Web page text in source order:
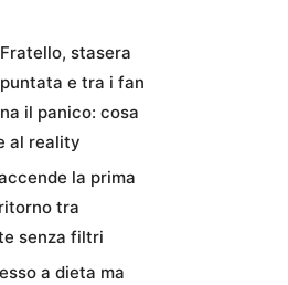
stasera
e tra i fan
il panico: cosa
al reality
la prima
tra
senza filtri
a dieta ma